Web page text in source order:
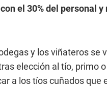
el 30% del personal y
y los viñateros se
elección al tío, primo
a los tíos cuñados que